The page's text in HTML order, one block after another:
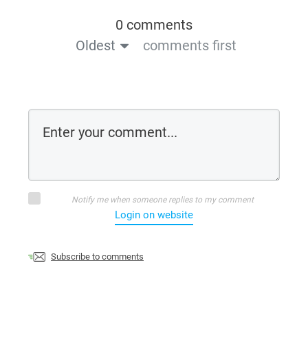
0 comments
Oldest
comments first
Notify me when someone replies to my comment
Login on website
Subscribe to comments